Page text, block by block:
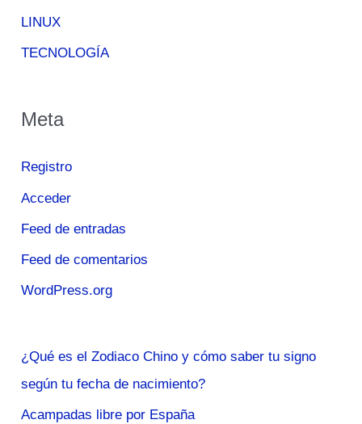
LINUX
TECNOLOGÍA
Meta
Registro
Acceder
Feed de entradas
Feed de comentarios
WordPress.org
¿Qué es el Zodiaco Chino y cómo saber tu signo
según tu fecha de nacimiento?
Acampadas libre por España